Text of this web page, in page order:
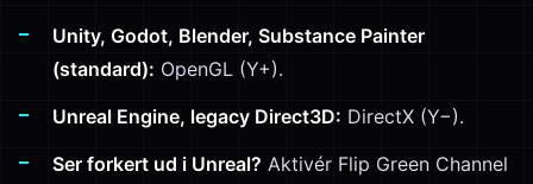
Unity, Godot, Blender, Substance Painter
(standard): OpenGL (Y+).
Unreal Engine, legacy Direct3D: DirectX (Y−).
Ser forkert ud i Unreal? Aktivér Flip Green Channel